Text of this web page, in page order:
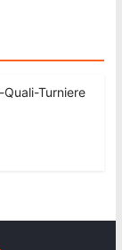
Turniere